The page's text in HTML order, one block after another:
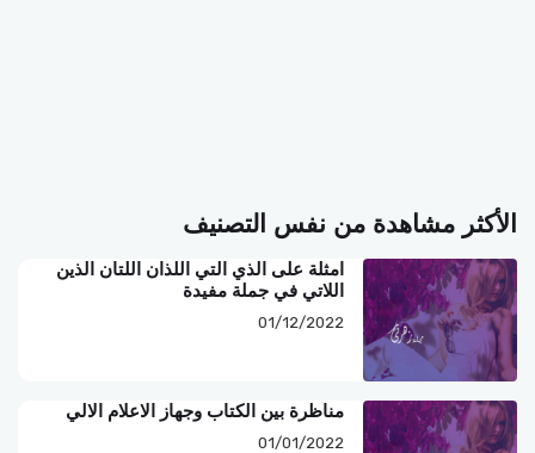
الأكثر مشاهدة من نفس التصنيف
امثلة على الذي التي اللذان اللتان الذين
اللاتي في جملة مفيدة
01/12/2022
مناظرة بين الكتاب وجهاز الاعلام الالي
01/01/2022